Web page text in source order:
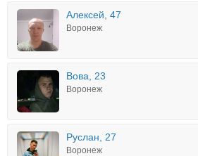
Алексей, 47
Воронеж
Вова, 23
Воронеж
Руслан, 27
Воронеж